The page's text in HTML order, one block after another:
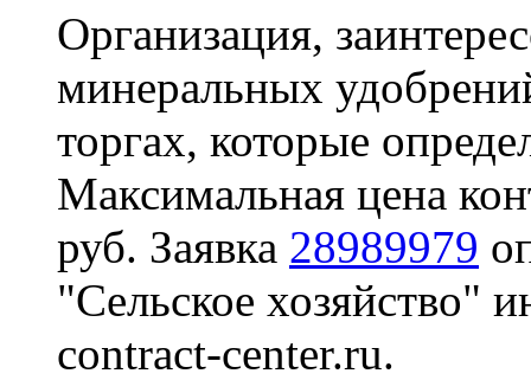
Организация,
минеральных
торгах, которые
Максимальная цена
руб. Заявка 28989979
"Сельское хозяйство"
contract-center.ru.